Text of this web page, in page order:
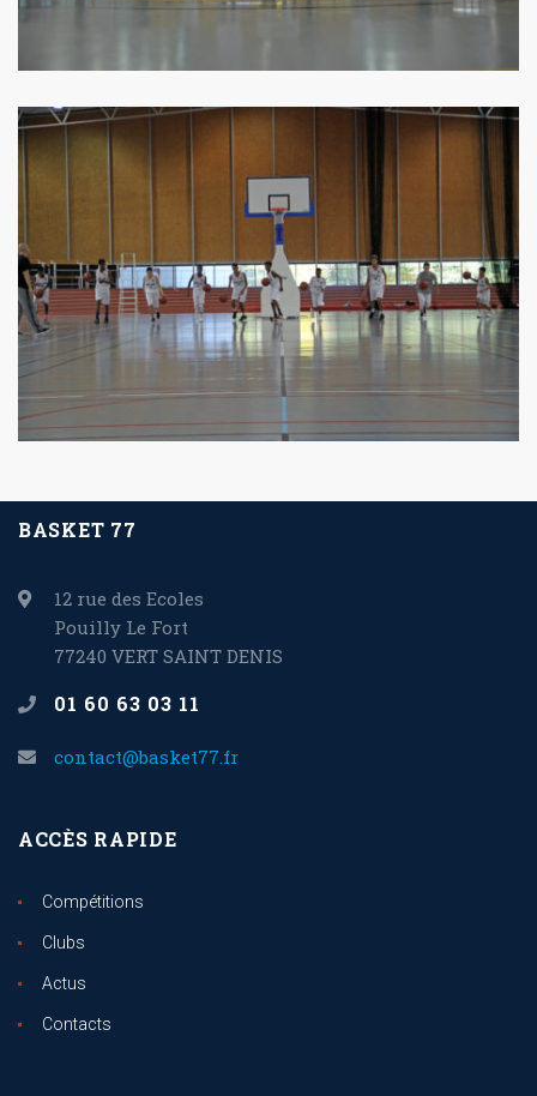
BASKET 77
12 rue des Ecoles
Pouilly Le Fort
77240 VERT SAINT DENIS
01 60 63 03 11
contact@basket77.fr
ACCÈS RAPIDE
Compétitions
Clubs
Actus
Contacts